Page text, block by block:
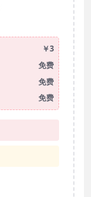
￥3
免费
免费
免费